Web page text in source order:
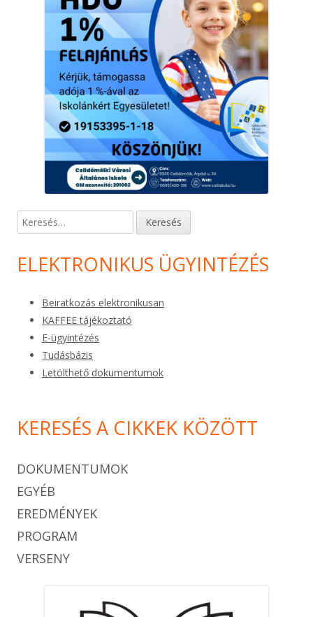
Keresés:
ELEKTRONIKUS ÜGYINTÉZÉS
Beiratkozás elektronikusan
KAFFEE tájékoztató
E-ügyintézés
Tudásbázis
Letölthető dokumentumok
KERESÉS A CIKKEK KÖZÖTT
DOKUMENTUMOK
EGYÉB
EREDMÉNYEK
PROGRAM
VERSENY